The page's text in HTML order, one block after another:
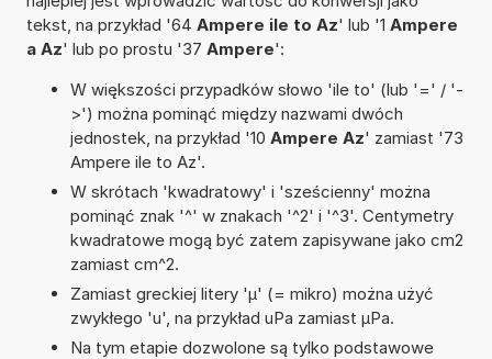
tekst, na przykład '64 Ampere ile to Az' lub '1 Ampere
a Az' lub po prostu '37 Ampere':
W większości przypadków słowo 'ile to' (lub '=' / '-
>') można pominąć między nazwami dwóch
jednostek, na przykład '10 Ampere Az' zamiast '73
Ampere ile to Az'.
W skrótach 'kwadratowy' i 'sześcienny' można
pominąć znak '^' w znakach '^2' i '^3'. Centymetry
kwadratowe mogą być zatem zapisywane jako cm2
zamiast cm^2.
Zamiast greckiej litery 'µ' (= mikro) można użyć
zwykłego 'u', na przykład uPa zamiast µPa.
Na tym etapie dozwolone są tylko podstawowe